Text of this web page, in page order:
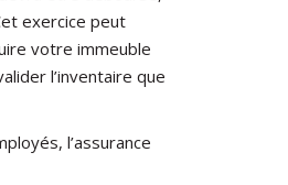
exercice peut
votre immeuble
l’inventaire que
l’assurance